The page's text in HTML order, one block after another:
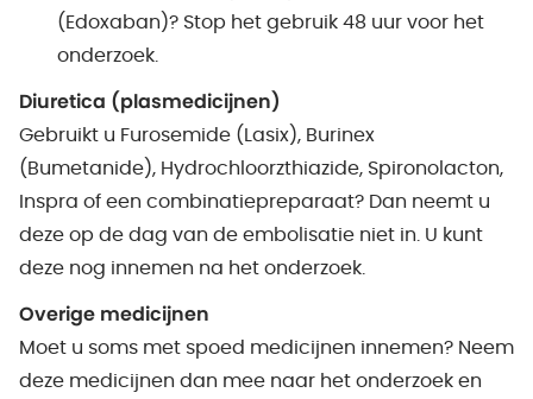
(Edoxaban)? Stop het gebruik 48 uur voor het
onderzoek.
Diuretica (plasmedicijnen)
Gebruikt u Furosemide (Lasix), Burinex
(Bumetanide), Hydrochloorzthiazide, Spironolacton,
Inspra of een combinatiepreparaat? Dan neemt u
deze op de dag van de embolisatie niet in. U kunt
deze nog innemen na het onderzoek.
Overige medicijnen
Moet u soms met spoed medicijnen innemen? Neem
deze medicijnen dan mee naar het onderzoek en